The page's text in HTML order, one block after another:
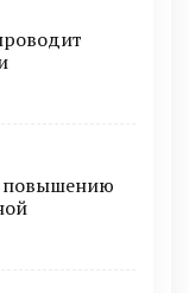
повышению